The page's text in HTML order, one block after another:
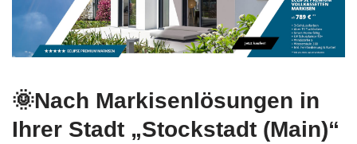
🌞Nach Markisenlösungen in
Ihrer Stadt „Stockstadt (Main)“